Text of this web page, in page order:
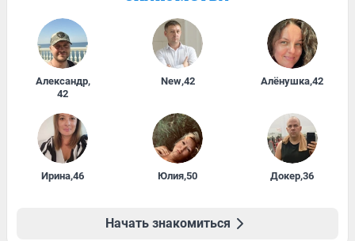
Александр,
42
New,42 Алёнушка,42
Ирина,46 Юлия,50 Докер,36
Начать знакомиться